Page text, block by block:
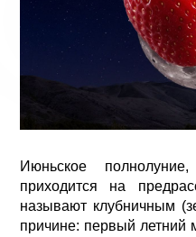
Июньское
приходится на
называют клубничным
причине: первый летний